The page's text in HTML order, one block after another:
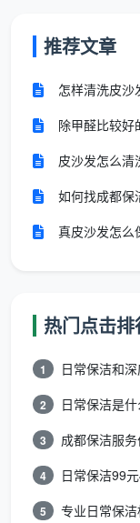
预算，换一个可
便后续长期维护
见
现场防护：进
保护，避免磕
全屋吸尘：大
吸到地脚线、
分区精细擦拭
璃、家具、墙
顽固污渍处理
推荐文章
怎样清洗皮沙
除甲醛比较好
皮沙发怎么清
如何找成都保
真皮沙发怎么
热门点击排
1
2
3
4
5